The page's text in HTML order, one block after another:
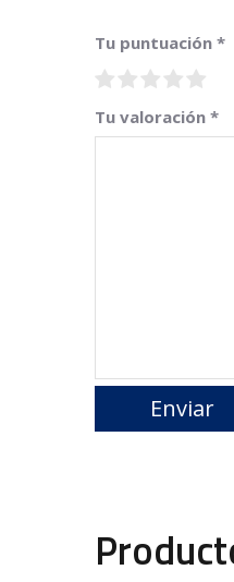
Tu puntuación *
Tu valoración *